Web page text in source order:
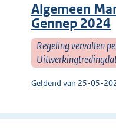
Algemeen
Gennep 2024
Regeling vervallen
Geldend van 25-05-